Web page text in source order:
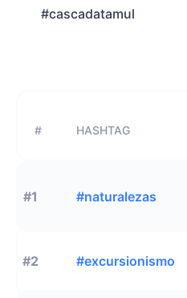
#cascadatamul
# HASHTAG
#1 #naturalezas
#2 #excursionismo